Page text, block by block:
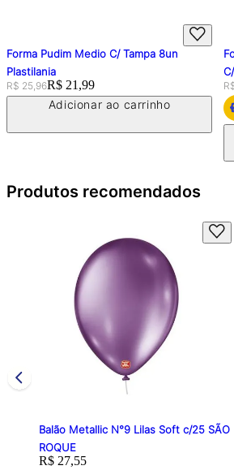
Forma Pudim Medio C/ Tampa 8un
Plastilania
Original price:
R$ 25,96Price:
R$ 21,99
Adicionar ao carrinho
Produtos recomendados
Balão Metallic N°9 Lilas Soft c/25 SÃO
ROQUE
Price:
R$ 27,55